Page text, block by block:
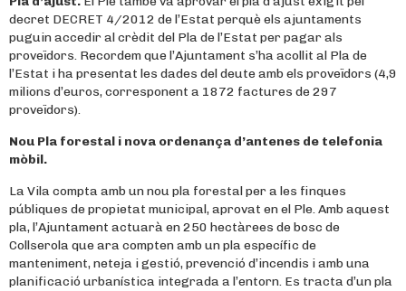
decret DECRET 4/2012 de l’Estat perquè els ajuntaments
puguin accedir al crèdit del Pla de l’Estat per pagar als
proveïdors. Recordem que l’Ajuntament s’ha acollit al Pla de
l’Estat i ha presentat les dades del deute amb els proveïdors (4,9
milions d’euros, corresponent a 1872 factures de 297
proveïdors).
Nou Pla forestal i nova ordenança d’antenes de telefonia
mòbil.
La Vila compta amb un nou pla forestal per a les finques
públiques de propietat municipal, aprovat en el Ple. Amb aquest
pla, l’Ajuntament actuarà en 250 hectàrees de bosc de
Collserola que ara compten amb un pla específic de
manteniment, neteja i gestió, prevenció d’incendis i amb una
planificació urbanística integrada a l’entorn. Es tracta d’un pla